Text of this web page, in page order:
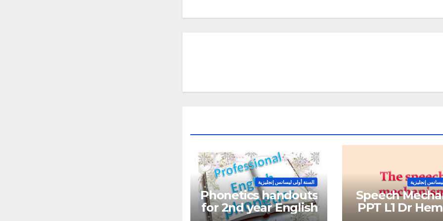
إنجليزية
Speech
PPT L1 Dr
السنة أولى ليسانس إنجليزية
Phonetics handouts
for 2nd year English